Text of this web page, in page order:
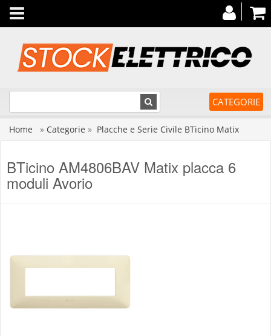
Toggle
navigation
CATEGORIE
Home » Categorie » Placche e Serie Civile BTicino Matix
BTicino AM4806BAV Matix placca 6
moduli Avorio